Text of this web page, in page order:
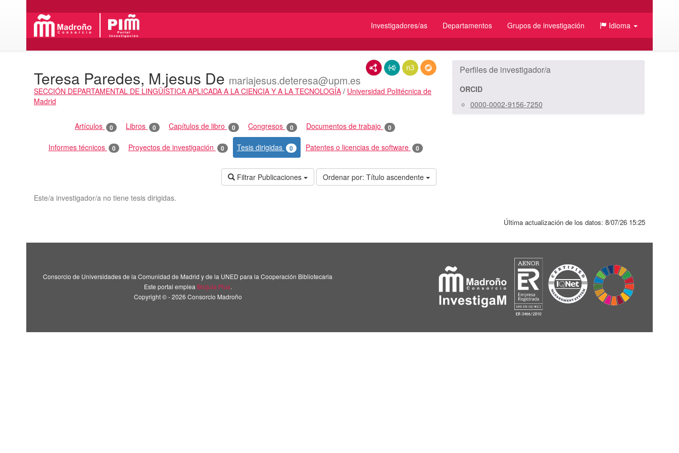
Investigadores/as Departamentos Grupos de investigación Idioma
RDF/XMLJSON-LDN3/TurtleRDF/JSON
Teresa Paredes, M.jesus De mariajesus.deteresa@upm.es
SECCIÓN DEPARTAMENTAL DE LINGÜÍSTICA APLICADA A LA CIENCIA Y A LA TECNOLOGÍA / Universidad Politécnica de
Madrid
Actividades
Artículos 0 Libros 0 Capítulos de libro 0 Congresos 0 Documentos de trabajo 0
Informes técnicos 0 Proyectos de investigación 0 Tesis dirigidas 0 Patentes o licencias de software 0
Filtrar Publicaciones Ordenar por: Título ascendente
Este/a investigador/a no tiene tesis dirigidas.
Perfiles de investigador/a
ORCID
0000-0002-9156-7250
Última actualización de los datos: 8/07/26 15:25
Consorcio de Universidades de la Comunidad de Madrid y de la UNED para la Cooperación Bibliotecaria
Este portal emplea Brújula Plus.
Copyright © - 2026 Consorcio Madroño